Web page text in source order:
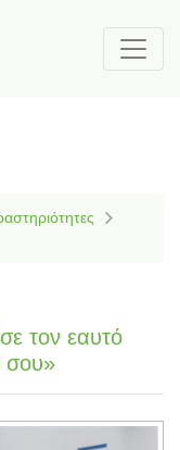
τον εαυτό
σου»